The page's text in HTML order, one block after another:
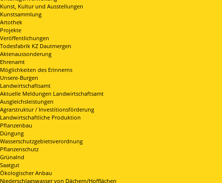
Kunst, Kultur und Ausstellungen
Kunstsammlung
Artothek
Projekte
Veröffentlichungen
Todesfabrik KZ Dautmergen
Aktenaussonderung
Ehrenamt
Möglichkeiten des Erinnerns
Unsere-Burgen
Landwirtschaftsamt
Aktuelle Meldungen Landwirtschaftsamt
Ausgleichsleistungen
Agrarstruktur / Investitionsförderung
Landwirtschaftliche Produktion
Pflanzenbau
Düngung
Wasserschutzgebietsverordnung
Pflanzenschutz
Grünalnd
Saatgut
Ökologischer Anbau
Niederschlagswasser von Dächern/Hofflächen